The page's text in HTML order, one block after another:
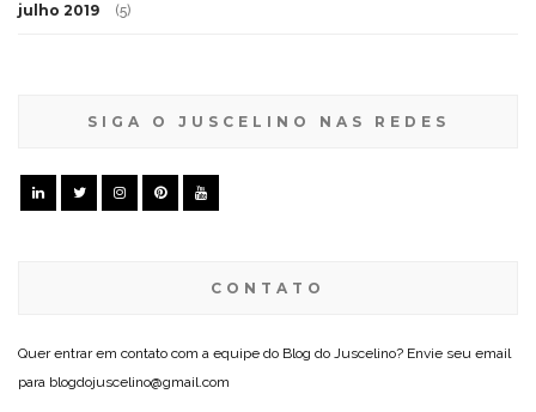
julho 2019 (5)
SIGA O JUSCELINO NAS REDES
CONTATO
Quer entrar em contato com a equipe do Blog do Juscelino? Envie seu email
para blogdojuscelino@gmail.com